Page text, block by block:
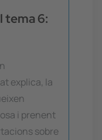
tema 6:
explica, la
i prenent
sobre